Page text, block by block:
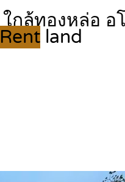
ล้ทองหล่อ อ
land